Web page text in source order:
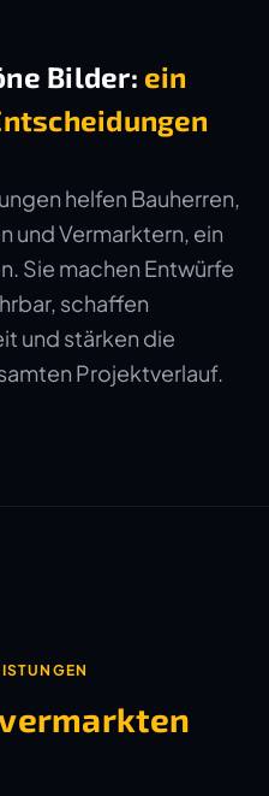
Bilder: ein
helfen Bauherren,
und Vermarktern, ein
Sie machen Entwürfe
schaffen
und stärken die
Projektverlauf.